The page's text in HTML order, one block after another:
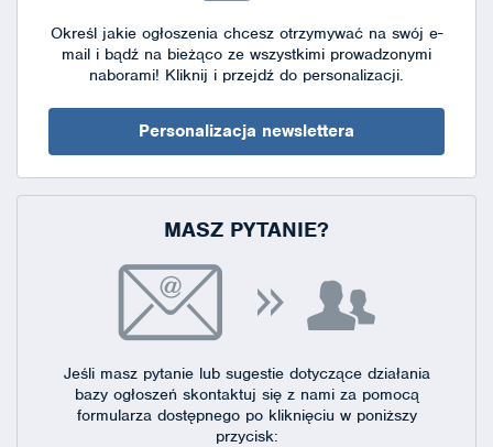
Określ jakie ogłoszenia chcesz otrzymywać na swój e-
mail i bądź na bieżąco ze wszystkimi prowadzonymi
naborami! Kliknij i przejdź do personalizacji.
Personalizacja newslettera
MASZ PYTANIE?
Jeśli masz pytanie lub sugestie dotyczące działania
bazy ogłoszeń skontaktuj się z nami za pomocą
formularza dostępnegopo kliknięciu w poniższy
przycisk: